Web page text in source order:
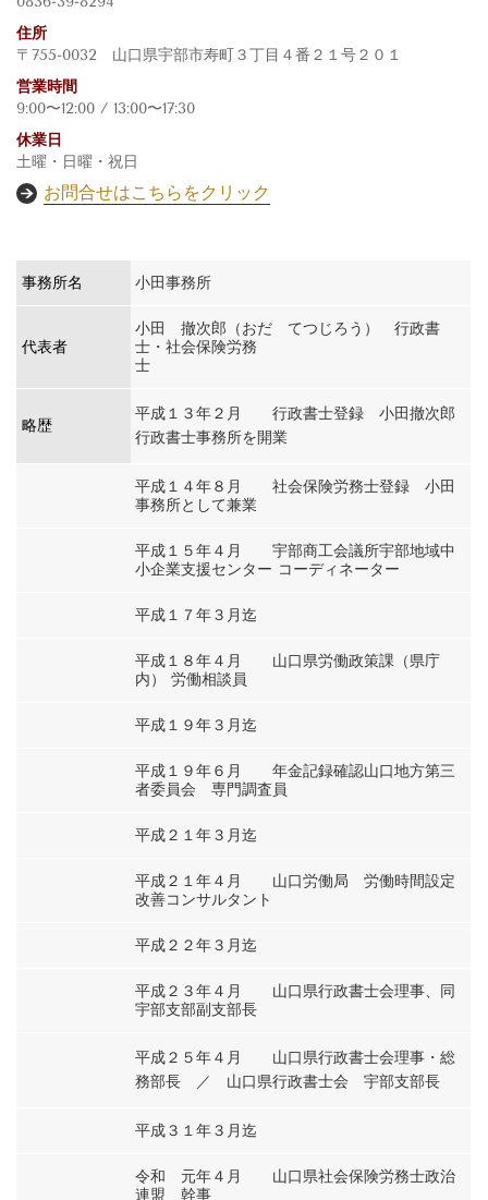
住所
〒755-0032 山口県宇部市寿町３丁目４番２１号２０１
営業時間
9:00〜12:00 / 13:00〜17:30
休業日
土曜・日曜・祝日
お問合せはこちらをクリック
事務所名 小田事務所
代表者
小田 撤次郎（おだ てつじろう） 行政書
士・社会保険労務
士
略歴
平成１３年２月 行政書士登録 小田撤次郎
行政書士事務所を開業
平成１４年８月 社会保険労務士登録 小田
事務所として兼業
平成１５年４月 宇部商工会議所宇部地域中
小企業支援センター コーディネーター
平成１７年３月迄
平成１８年４月 山口県労働政策課（県庁
内） 労働相談員
平成１９年３月迄
平成１９年６月 年金記録確認山口地方第三
者委員会 専門調査員
平成２１年３月迄
平成２１年４月 山口労働局 労働時間設定
改善コンサルタント
平成２２年３月迄
平成２３年４月 山口県行政書士会理事、同
宇部支部副支部長
平成２５年４月 山口県行政書士会理事・総
務部長 ／ 山口県行政書士会 宇部支部長
平成３１年３月迄
令和 元年４月 山口県社会保険労務士政治
連盟 幹事